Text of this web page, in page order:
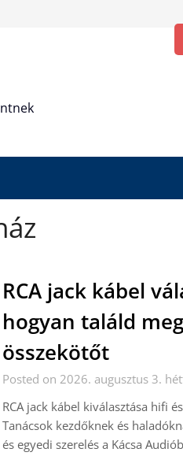
RCA jack kábel
hogyan találd
összekötőt
Posted on 2026. augusztus 3.
RCA jack kábel kiválasztása hifi
Tanácsok kezdőknek és
és egyedi szerelés a Kácsa